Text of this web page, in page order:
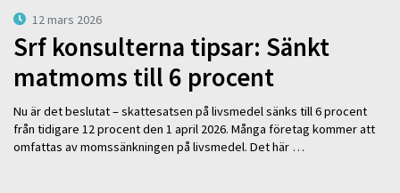
12 mars 2026
Srf konsulterna tipsar: Sänkt
matmoms till 6 procent
Nu är det beslutat – skattesatsen på livsmedel sänks till 6 procent
från tidigare 12 procent den 1 april 2026. Många företag kommer att
omfattas av momssänkningen på livsmedel. Det här …